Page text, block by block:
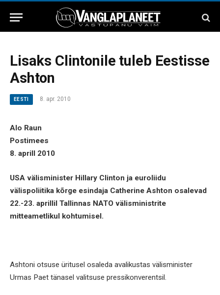
Lisaks Clintonile tuleb Eestisse
Ashton
EESTI 8. apr. 2010
Alo Raun
Postimees
8. aprill 2010
USA välisminister Hillary Clinton ja euroliidu
välispoliitika kõrge esindaja Catherine Ashton osalevad
22.-23. aprillil Tallinnas NATO välisministrite
mitteametlikul kohtumisel.
Ashtoni otsuse üritusel osaleda avalikustas välisminister
Urmas Paet tänasel valitsuse pressikonverentsil.